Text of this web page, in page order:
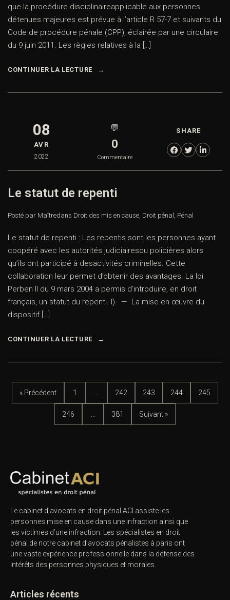
que la procédure disciplinaireapplicable aux personnes
détenues majeures est prévue à l’article R 57-7 et suivants du
Code de procédure pénale (CPP), éclairée par une circulaire
du 9 juin 2011. Les règles relatives à la […]
CONTINUER LA LECTURE
08
AVR
2022
💬
0
Commentaire
SHARE
Le statut de repenti
Posté par Maîtredans Droit des mis en cause, Droit pénal , Pénal
Le statut de repenti : Les repentis sont les personnes ayant
coopéré avec les autorités judiciairesou policières alors
qu’ils ont participé à desactivités criminelles. Cette
collaboration leur permet d’obtenir des avantages. La loi
Perben II du 9 mars 2004 a permis d’introduire, en droit
français, un statut du repenti. I). — La mise en œuvre du
dispositif […]
CONTINUER LA LECTURE
« Précédent 1 242 243 244 245
246 381 Suivant »
Le cabinet d’avocats en droit pénal ACI assiste les
personnes mise en cause dans une infraction ainsi que
les victimes d’une infraction. Les spécialistes en droit
pénal de notre cabinet d’avocats pénalistes à paris ont
une vaste expérience professionnelle dans la défense des
intérêts des personnes physiques et morales.
Articles récents